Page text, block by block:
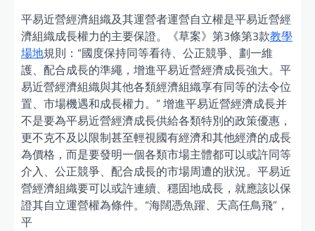
平易近營經濟組織及其運營者運營自立權是平易近營經
濟組織成長權力的主要保證。《草案》第3條第3款教學
場地規則：“國度保持同等看待、公正競爭、劃一維
護、配合成長的準繩，增進平易近營經濟成長強大。平
易近營經濟組織與其他各類經濟組織享有同等的法令位
置、市場機遇和成長權力。” 增進平易近營經濟成長并
不是要為平易近營經濟成長供給各類特別的政策優惠，
更不克不及以限制甚至輕視國有經濟和其他經濟的成長
為價格，而是要發明一個各類市場主體都可以或許同等
介入、公正競爭、配合成長的市場周遭的狀況。平易近
營經濟組織要可以或許連續、穩固地成長，就應該以保
證其自立運營權為條件。“海闊憑魚躍、天高任鳥飛”，
平